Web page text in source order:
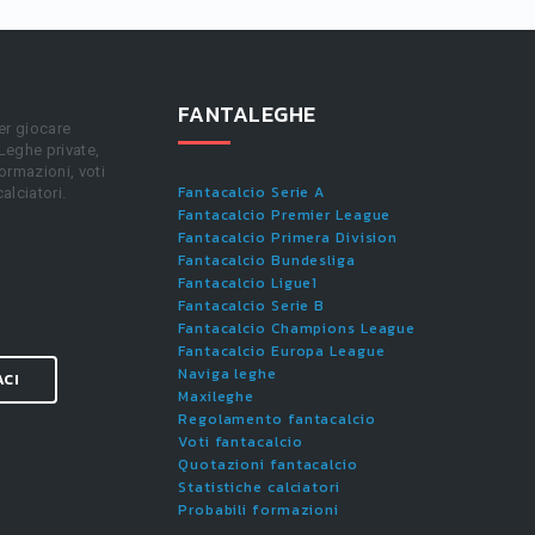
giocare
private,
voti
FANTALEGHE
Fantacalcio Serie A
Fantacalcio Premier League
Fantacalcio Primera Division
Fantacalcio Bundesliga
Fantacalcio Ligue1
Fantacalcio Serie B
Fantacalcio Champions League
Fantacalcio Europa League
Naviga leghe
Maxileghe
Regolamento fantacalcio
Voti fantacalcio
Quotazioni fantacalcio
Statistiche calciatori
Probabili formazioni